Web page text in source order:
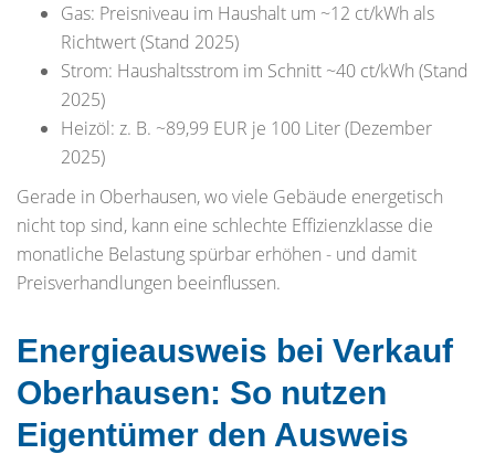
Gas: Preisniveau im Haushalt um ~12 ct/kWh als
Richtwert (Stand 2025)
Strom: Haushaltsstrom im Schnitt ~40 ct/kWh (Stand
2025)
Heizöl: z. B. ~89,99 EUR je 100 Liter (Dezember
2025)
Gerade in Oberhausen, wo viele Gebäude energetisch
nicht top sind, kann eine schlechte Effizienzklasse die
monatliche Belastung spürbar erhöhen - und damit
Preisverhandlungen beeinflussen.
Energieausweis bei Verkauf
Oberhausen: So nutzen
Eigentümer den Ausweis